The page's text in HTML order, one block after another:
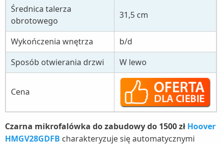
Średnica talerza
obrotowego
31,5 cm
Wykończenia wnętrza
b/d
Sposób otwierania drzwi
W lewo
Cena
Czarna mikrofalówka do zabudowy do 1500 zł Hoover
HMGV28GDFB charakteryzuje się automatycznymi